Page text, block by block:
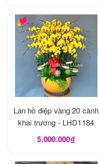
Lan hồ điệp vàng 20 cành
khai trương - LHD1184
5.000.000₫